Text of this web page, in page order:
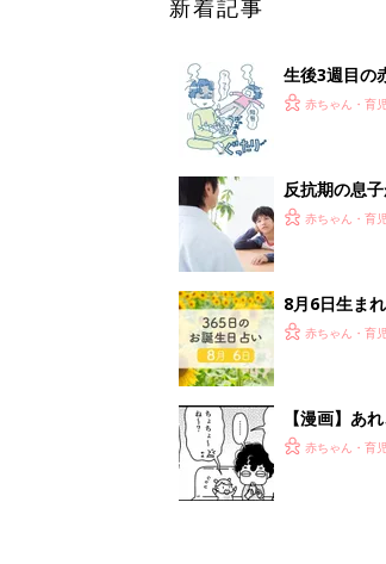
新着記事
生後3週目の
って本当？【
赤ちゃん・育児
反抗期の息
赤ちゃん・育児
8月6日生ま
赤ちゃん・育児
【漫画】あ
がする……！
赤ちゃん・育児